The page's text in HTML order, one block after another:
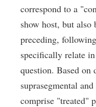
correspond to a
show host, but
preceding,
specifically relate
question. Based on
suprasegmental
comprise "treated"